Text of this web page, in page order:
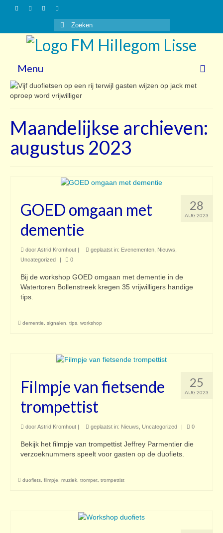
Zoeken
naar:
Menu
Nieuws
Vrijwilligers
Over ons
Maandelijkse archieven:
augustus 2023
28
AUG 2023
GOED omgaan met
dementie
doorAstrid Kromhout | geplaatst in: Evenementen Nieuws
Uncategorized
| 0
Bij de workshop GOED omgaan met dementie in de
Watertoren Bollenstreek kregen 35 vrijwilligers handige
tips.
dementie signalen tips workshop
25
AUG 2023
Filmpje van fietsende
trompettist
doorAstrid Kromhout geplaatst in: Nieuws, Uncategorized 0
Bekijk het filmpje van trompettist Jeffrey Parmentier die
verzoeknummers speelt voor gasten op de duofiets.
duofiets, filmpje, muziek, trompet, trompettist